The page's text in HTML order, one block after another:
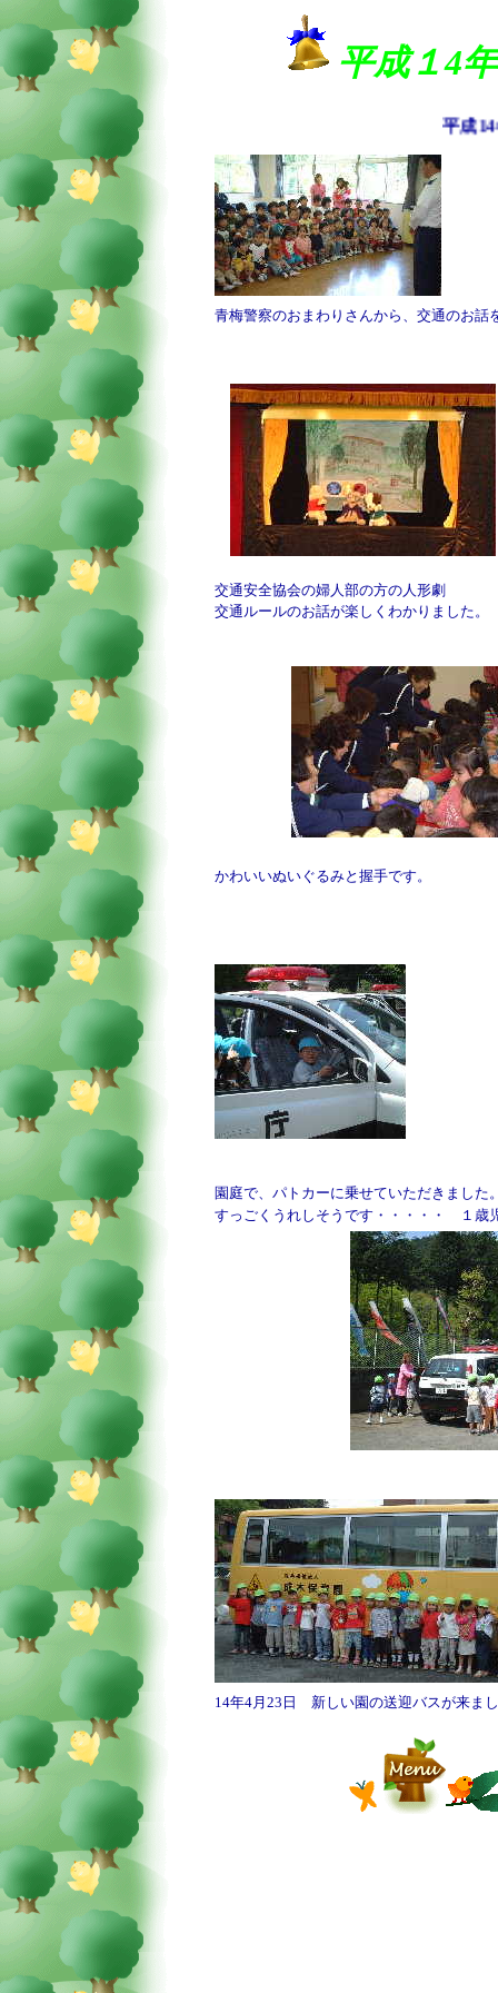
平成１4
平成14
青梅警察のおまわりさんから、交通のお話
交通安全協会の婦人部の方の人形劇
交通ルールのお話が楽しくわかりました。
かわいいぬいぐるみと握手です。
園庭で、パトカーに乗せていただきました
すっごくうれしそうです・・・・・ １歳
14年4月23日 新しい園の送迎バスが来ま